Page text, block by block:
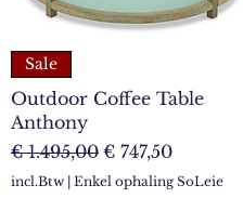
Sale
Outdoor Coffee Table
Anthony
Normale prijs
€ 1.495,00 Verkoopprijs
€ 747,50
incl.Btw | Enkel ophaling SoLeie